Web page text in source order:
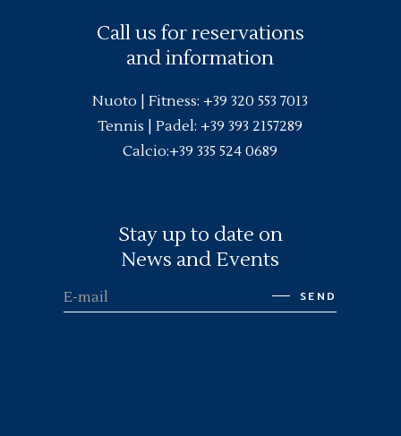
Call us for reservations
and information
Nuoto |Fitness:+39 320 553 7013
Tennis | Padel:+39 393 2157289
Calcio:+39 335 524 0689
Stay up to date on
News and Events
SEND